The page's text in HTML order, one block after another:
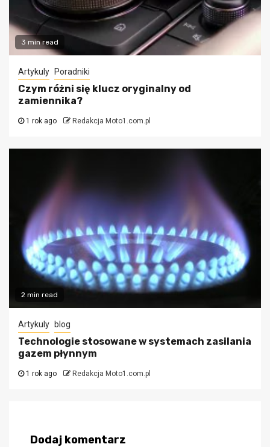
3 min read
Artykuly Poradniki
Czym różni się klucz oryginalny od
zamiennika?
1 rok ago Redakcja Moto1.com.pl
2 min read
Artykuly blog
Technologie stosowane w systemach zasilania
gazem płynnym
1 rok ago Redakcja Moto1.com.pl
Dodaj komentarz